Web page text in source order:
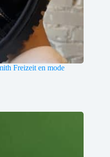
Freizeit en mode